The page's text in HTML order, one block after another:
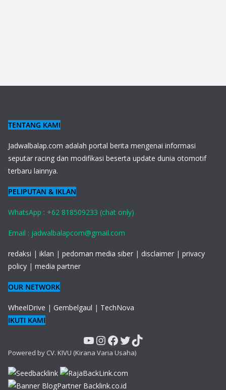
TENTANG KAMI
Jadwalbalap.com adalah portal berita mengenai informasi
seputar racing dan modifikasi beserta update dunia otomotif
terbaru lainnya.
PELIPUTAN & IKLAN
WhatsApp : +62 818509233 (chat only)
Email : jadwalbalapcom@gmail.com
redaksi | iklan | pedoman media siber | disclaimer | privacy
policy | media partner
OUR NETWORK
WheelDrive | Gembelgaul | TechNova
IKUTI KAMI
YouTube
Instagram
Facebook
Twitter
TikTok
Powered by CV. KIVU (Kirana Varia Usaha)